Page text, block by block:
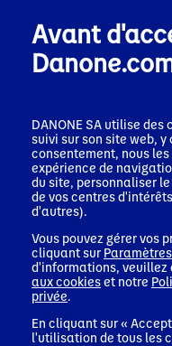
Kit media à télécharger ici
biographies et photos des
fiche technique du film,
Avant
DANONE SA utilise
suivi sur son site web,
consentement, nous
expérience de
du site, personnaliser
de vos centres
d'autres).
Vous pouvez gérer vos
cliquant sur
d'informations, veuillez
aux cookieset notre
privée
En cliquant sur «
l'utilisation de tous les